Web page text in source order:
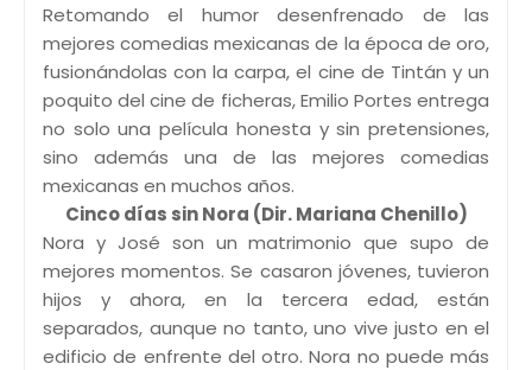
Retomando el humor desenfrenado de las
mejores comedias mexicanas de la época de oro,
fusionándolas con la carpa, el cine de Tintán y un
poquito del cine de ficheras, Emilio Portes entrega
no solo una película honesta y sin pretensiones,
sino además una de las mejores comedias
mexicanas en muchos años.
Cinco días sin Nora (Dir. Mariana Chenillo)
Nora y José son un matrimonio que supo de
mejores momentos. Se casaron jóvenes, tuvieron
hijos y ahora, en la tercera edad, están
separados, aunque no tanto, uno vive justo en el
edificio de enfrente del otro. Nora no puede más